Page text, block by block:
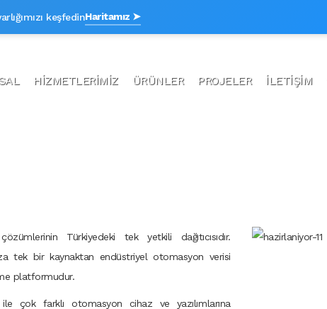
keşfedinHaritamız ➤
HİZMETLERİMİZ ÜRÜNLER PROJELER İLETİŞİM
Türkiyedeki tek yetkili dağıtıcısıdır.
tek bir kaynaktan endüstriyel otomasyon verisi
platformudur.
çok farklı otomasyon cihaz ve yazılımlarına